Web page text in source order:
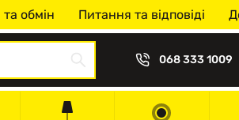
обмін Питання та відповіді
068 333 1009